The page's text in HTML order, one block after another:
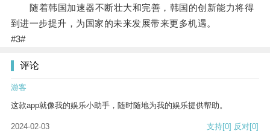
随着韩国加速器不断壮大和完善，韩国的创新能力将得
到进一步提升，为国家的未来发展带来更多机遇。
#3#
评论
游客
这款app就像我的娱乐小助手，随时随地为我的娱乐提供帮助。
2024-02-03 支持[0] 反对[0]